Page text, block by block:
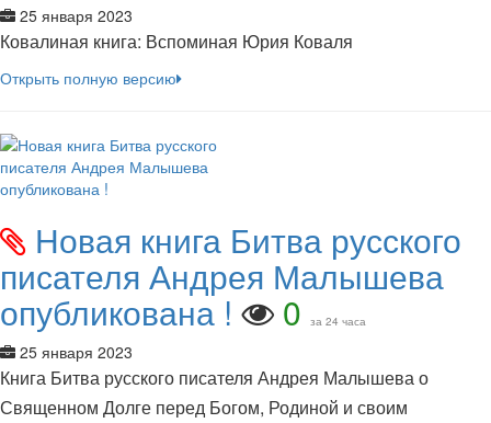
25 января 2023
Ковалиная книга: Вспоминая Юрия Коваля
Открыть полную версию
Новая книга Битва русского
писателя Андрея Малышева
опубликована ! 0 за 24 часа
25 января 2023
Книга Битва русского писателя Андрея Малышева о
Священном Долге перед Богом, Родиной и своим